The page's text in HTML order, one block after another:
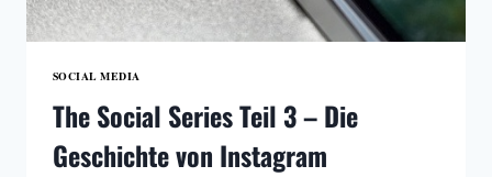
SOCIAL MEDIA
The Social Series Teil 3 – Die
Geschichte von Instagram